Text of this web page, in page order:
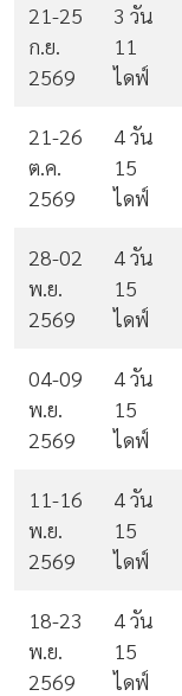
21-25
ก.ย.
2569
3 วัน
11
ไดฟ์
21-26
ต.ค.
2569
4 วัน
15
ไดฟ์
28-02
พ.ย.
2569
4 วัน
15
ไดฟ์
04-09
พ.ย.
2569
4 วัน
15
ไดฟ์
11-16
พ.ย.
2569
4 วัน
15
ไดฟ์
18-23
พ.ย.
2569
4 วัน
15
ไดฟ์